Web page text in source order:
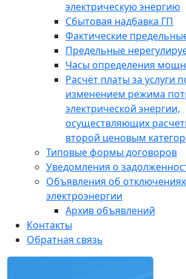
электрическую энергию
Сбытовая надбавка ГП
Фактические
Предельные
Часы определения
Расчёт платы за услуги
изменением режима
электрической энергии,
осуществляющих
второй ценовым
Типовые формы договоров
Уведомления о
Объявления об отключениях
электроэнергии
Архив объявлений
Контакты
Обратная связь